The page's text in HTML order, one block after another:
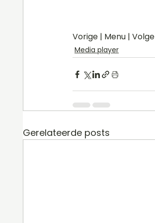
Vorige | Menu |
Media player
Gerelateerde posts